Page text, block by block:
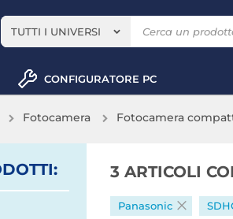
TUTTI I UNIVERSI
CONFIGURATORE PC
Fotocamera Fotocamera
: 3 ARTICOLI
Panasonic